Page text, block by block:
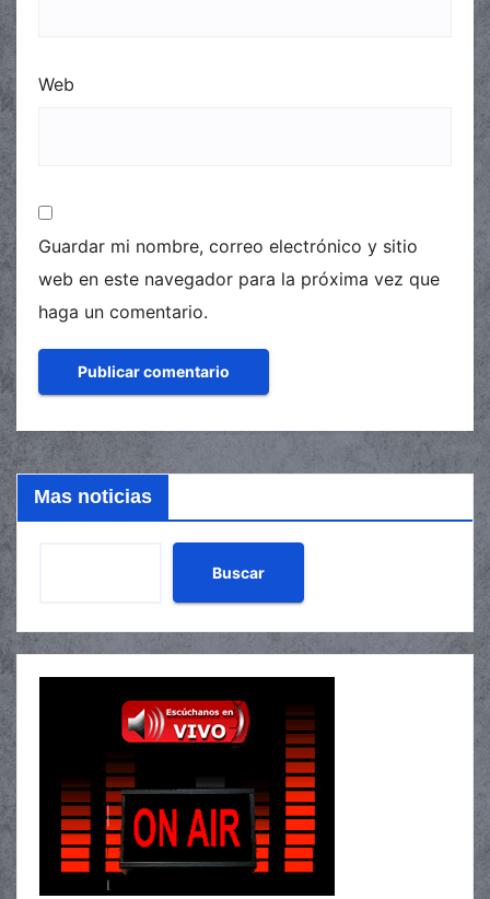
Web
Guardar mi nombre, correo electrónico y sitio
web en este navegador para la próxima vez que
haga un comentario.
Mas noticias
Buscar